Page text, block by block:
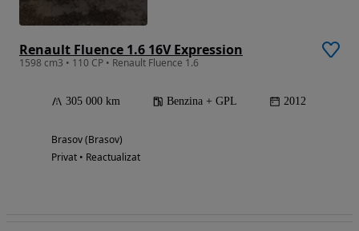
Renault Fluence 1.6 16V Expression
1598 cm3 • 110 CP • Renault Fluence 1.6
305 000 km Benzina + GPL 2012
Brasov (Brasov)
Privat • Reactualizat